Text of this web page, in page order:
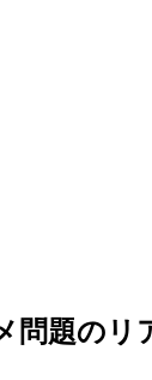
題のリ